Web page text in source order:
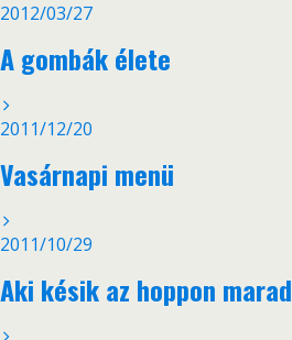
2012/03/27
A gombák élete
2011/12/20
Vasárnapi menü
2011/10/29
Aki késik az hoppon marad